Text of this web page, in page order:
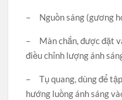
– Nguồn sáng (gương
– Màn chắn, được đặt
điều chỉnh lượng ánh
– Tụ quang, dùng để
hướng luồng ánh sáng